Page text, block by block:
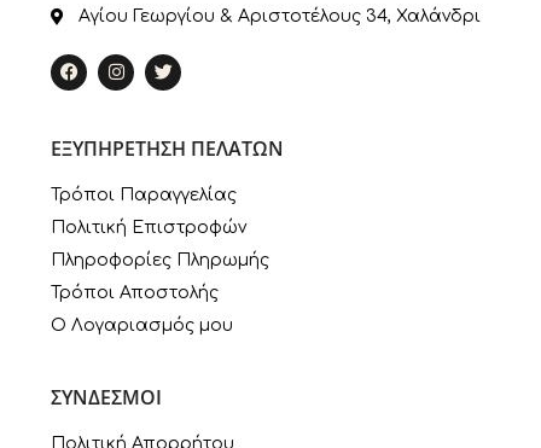
Αγίου Γεωργίου & Αριστοτέλους 34, Χαλάνδρι
ΕΞΥΠΗΡΕΤΗΣΗ ΠΕΛΑΤΩΝ
Τρόποι Παραγγελίας
Πολιτική Επιστροφών
Πληροφορίες Πληρωμής
Τρόποι Αποστολής
Ο Λογαριασμός μου
ΣΥΝΔΕΣΜΟΙ
Πολιτική Απορρήτου